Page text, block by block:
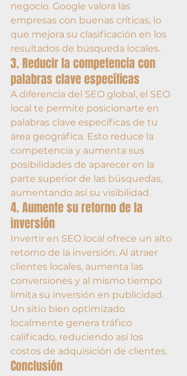
negocio. Google valora las
empresas con buenas críticas, lo
que mejora su clasificación en los
resultados de búsqueda locales.
3. Reducir la competencia con
palabras clave específicas
A diferencia del SEO global, el SEO
local te permite posicionarte en
palabras clave específicas de tu
área geográfica. Esto reduce la
competencia y aumenta sus
posibilidades de aparecer en la
parte superior de las búsquedas,
aumentando así su visibilidad.
4. Aumente su retorno de la
inversión
Invertir en SEO local ofrece un alto
retorno de la inversión. Al atraer
clientes locales, aumenta las
conversiones y al mismo tiempo
limita su inversión en publicidad.
Un sitio bien optimizado
localmente genera tráfico
calificado, reduciendo así los
costos de adquisición de clientes.
Conclusión